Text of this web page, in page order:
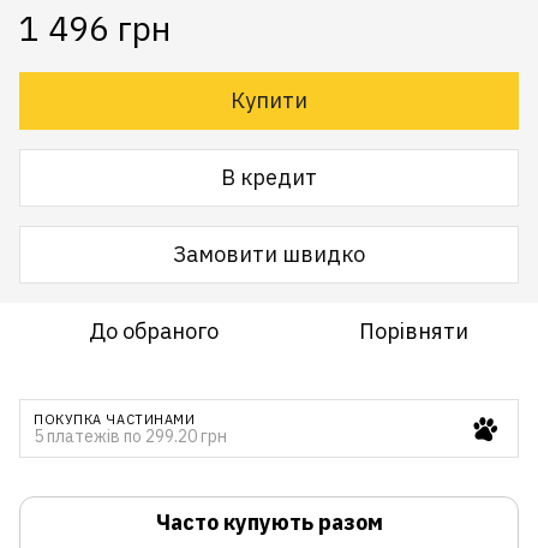
1 496 грн
Купити
В кредит
Замовити швидко
До обраного Порівняти
ПОКУПКА ЧАСТИНАМИ
5 платежів по 299.20 грн
Часто купують разом